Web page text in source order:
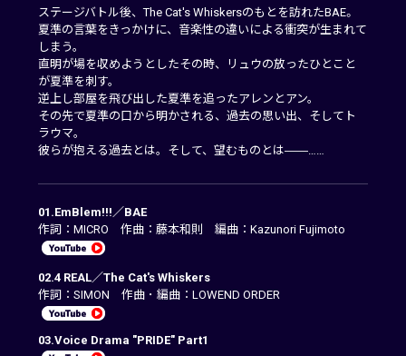
ステージバトル後、The Cat's Whiskersのもとを訪れたBAE。
夏準の言葉をきっかけに、音楽性の違いによる衝突が生まれて
しまう。
直明が場を収めようとしたその時、リュウの放ったひとこと
が夏準を刺す。
逆上し部屋を飛び出した夏準を追ったアレンとアン。
その先で夏準の口から明かされる、過去の思い出、そしてト
ラウマ。
彼らが抱える過去とは。そして、望むものとは――……
01.EmBlem!!!／BAE
作詞：MICRO 作曲：藤本和則 編曲：Kazunori Fujimoto
02.4 REAL／The Cat's Whiskers
作詞：SIMON 作曲 ･ 編曲：LOWEND ORDER
03.Voice Drama "PRIDE" Part1